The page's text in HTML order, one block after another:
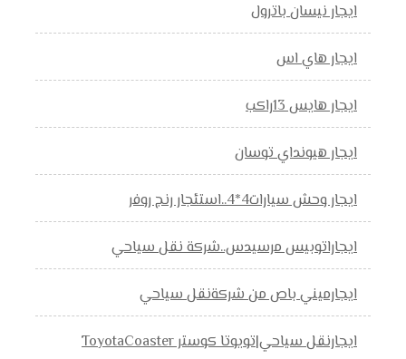
ايجار نيسان باترول
ايجار هاي اس
ايجار هايس 13راكب
ايجار هيونداي توسان
ايجار وحش سيارات4*4..استئجار رنج روفر
ايجاراتوبيس مرسيدس..شركة نقل سياحي
ايجارميني باص من شركةنقل سياحي
ايجارنقل سياحي|تويوتا كوستر ToyotaCoaster